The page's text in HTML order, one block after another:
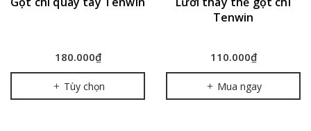
180.000₫
Tùy chọn
Tenwin
110.000₫
Mua ngay